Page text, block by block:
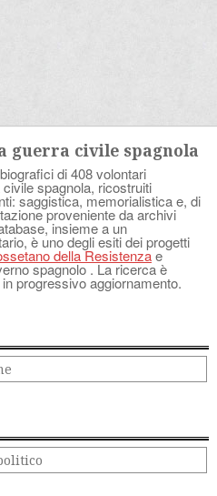
guerra civile spagnola
di 408 volontari
spagnola, ricostruiti
saggistica, memorialistica e, di
proveniente da archivi
insieme a un
è uno degli esiti dei progetti
della Resistenzae
spagnolo . La ricerca è
progressivo aggiornamento.